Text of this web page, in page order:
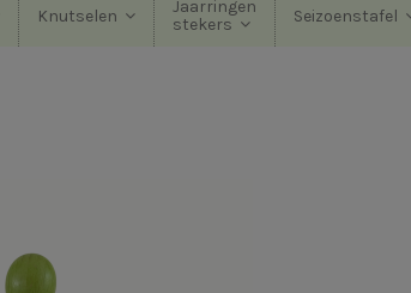
Knutselen
Jaarringen
stekers
Seizoenstafel